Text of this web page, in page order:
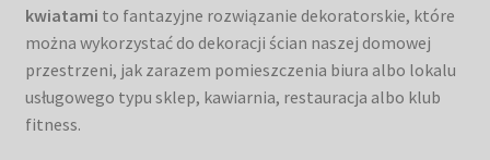
kwiatami to fantazyjne rozwiązanie dekoratorskie, które
można wykorzystać do dekoracji ścian naszej domowej
przestrzeni, jak zarazem pomieszczenia biura albo lokalu
usługowego typu sklep, kawiarnia, restauracja albo klub
fitness.